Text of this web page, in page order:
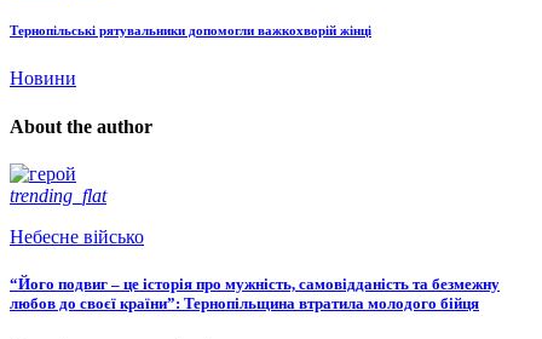
Тернопільські рятувальники допомогли важкохворій жінці
Новини
About the author
trending_flat
Небесне військо
“Його подвиг – це історія про мужність, самовідданість та безмежну
любов до своєї країни”: Тернопільщина втратила молодого бійця